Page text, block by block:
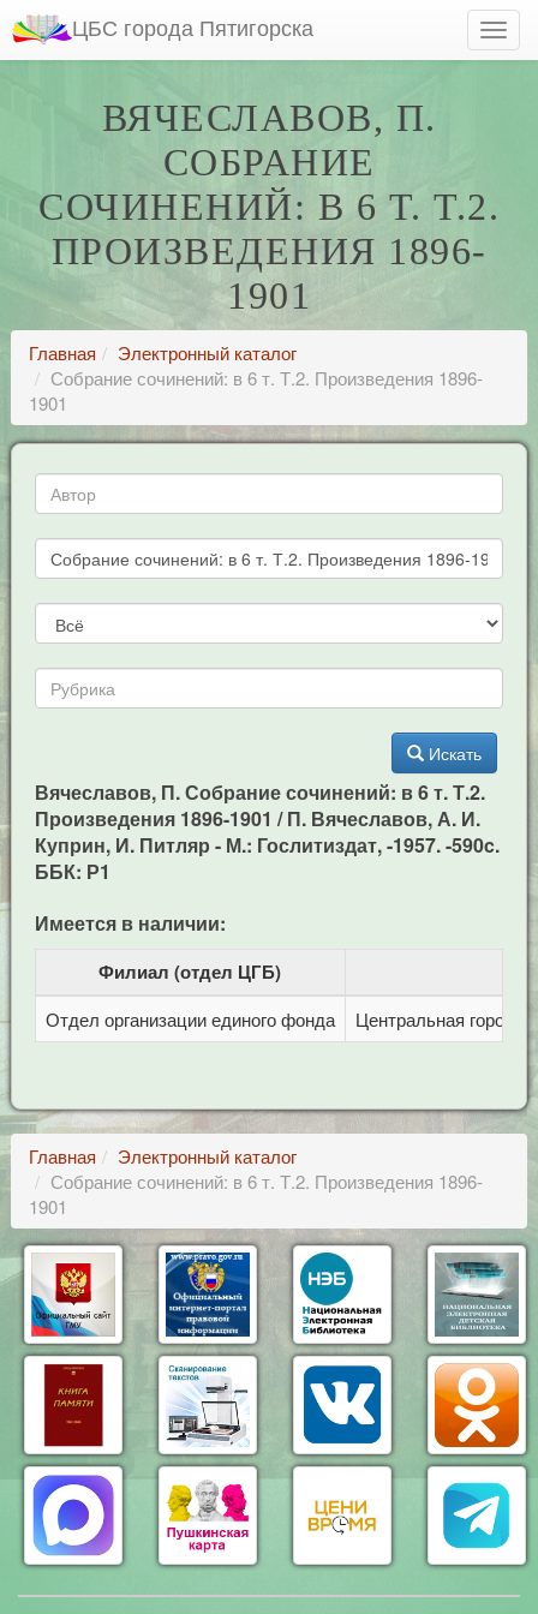
ЦБС города Пятигорска
ВЯЧЕСЛАВОВ, П.
СОБРАНИЕ
СОЧИНЕНИЙ: В 6 Т. Т.2.
ПРОИЗВЕДЕНИЯ 1896-
1901
Главная
Электронный каталог
Собрание сочинений: в 6 т. Т.2. Произведения 1896-
1901
Искать
Вячеславов, П. Собрание сочинений: в 6 т. Т.2.
Произведения 1896-1901 / П. Вячеславов, А. И.
Куприн, И. Питляр - М.: Гослитиздат, -1957. -590c.
ББК: Р1
Имеется в наличии:
Филиал (отдел ЦГБ)
Отдел организации единого фонда Центральная
Главная
Электронный каталог
Собрание сочинений: в 6 т. Т.2. Произведения 1896-
1901